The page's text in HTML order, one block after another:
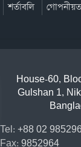
শর্তাবলি
House-60,
Gulshan 1,
Tel: +88 02
Fax: 9852964